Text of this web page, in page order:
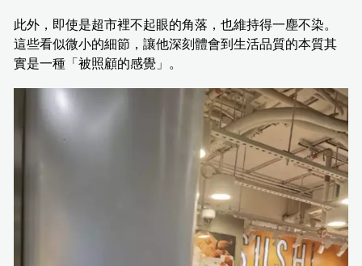
此外，即使是超市裡不起眼的角落，也維持得一塵不染。
這些看似微小的細節，讓他深刻體會到生活品質的本質其
實是一種「被照顧的感覺」。